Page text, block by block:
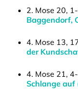
2. Mose 20,
Baggendorf,
4. Mose 13,
der
4. Mose 21,
Schlange auf